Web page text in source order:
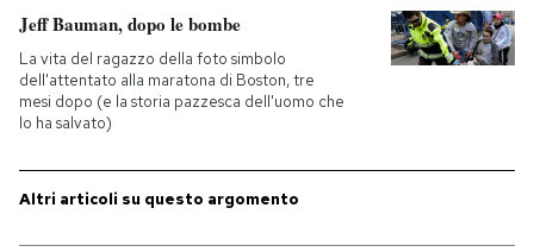
I MIEI PREFERITI
SHOP
CALENDARIO
Jeff Bauman, dopo le bombe
La vita del ragazzo della foto simbolo
dell'attentato alla maratona di Boston, tre
mesi dopo (e la storia pazzesca dell'uomo che
lo ha salvato)
Altri articoli su questo argomento